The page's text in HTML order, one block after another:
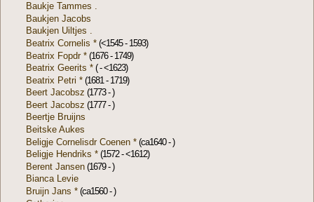
Baukje Tammes .
Baukjen Jacobs
Baukjen Uiltjes .
Beatrix Cornelis * (<1545 - 1593)
Beatrix Fopdr * (1676 - 1749)
Beatrix Geerits * ( - <1623)
Beatrix Petri * (1681 - 1719)
Beert Jacobsz (1773 - )
Beert Jacobsz (1777 - )
Beertje Bruijns
Beitske Aukes
Beligje Cornelisdr Coenen * (ca1640 - )
Beligje Hendriks * (1572 - <1612)
Berent Jansen (1679 - )
Bianca Levie
Bruijn Jans * (ca1560 - )